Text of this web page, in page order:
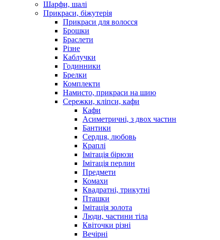
Шарфи, шалі
Прикраси, біжутерія
Прикраси для волосся
Брошки
Браслети
Різне
Каблучки
Годинники
Брелки
Комплекти
Намисто, прикраси на шию
Сережки, кліпси, кафи
Кафи
Асиметричні, з двох частин
Бантики
Сердця, любовь
Краплі
Імітація бірюзи
Імітація перлин
Предмети
Комахи
Квадратні, трикутні
Пташки
Імітація золота
Люди, частини тіла
Квіточки різні
Вечірні